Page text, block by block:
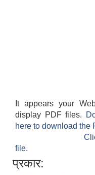
It appears your
display PDF files.
here to download the
file.
प्रकार: